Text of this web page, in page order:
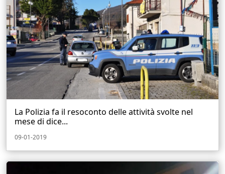
La Polizia fa il resoconto delle attività svolte nel
mese di dice...
09-01-2019